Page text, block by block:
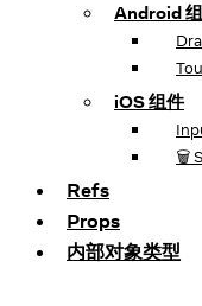
Android
iOS 组件
🗑️
Refs
Props
内部对象类型